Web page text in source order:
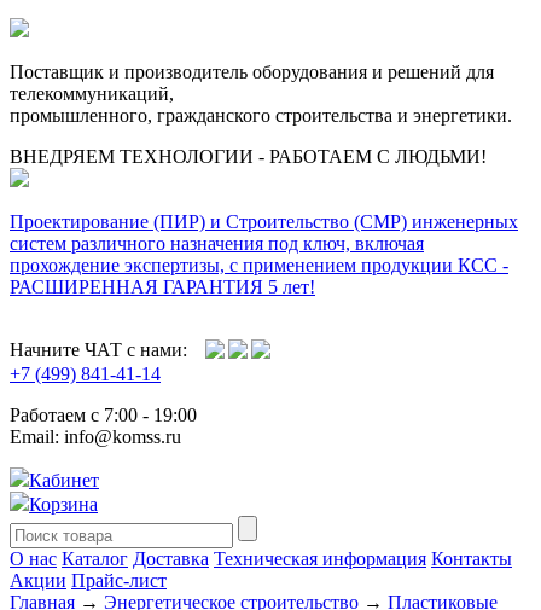
Поставщик и производитель оборудования и решений для
телекоммуникаций,
промышленного, гражданского строительства и энергетики.
ВНЕДРЯЕМ ТЕХНОЛОГИИ - РАБОТАЕМ С ЛЮДЬМИ!
Проектирование (ПИР) и Cтроительство (СМР) инженерных
систем различного назначения под ключ, включая
прохождение экспертизы, с применением продукции КСС -
РАСШИРЕННАЯ ГАРАНТИЯ 5 лет!
Начните ЧАТ с нами:
+7 (499) 841-41-14
Работаем с 7:00 - 19:00
Email: info@komss.ru
Кабинет
Корзина
О нас Каталог Доставка Техническая информация Контакты
Акции Прайс-лист
Главная → Энергетическое строительство → Пластиковые